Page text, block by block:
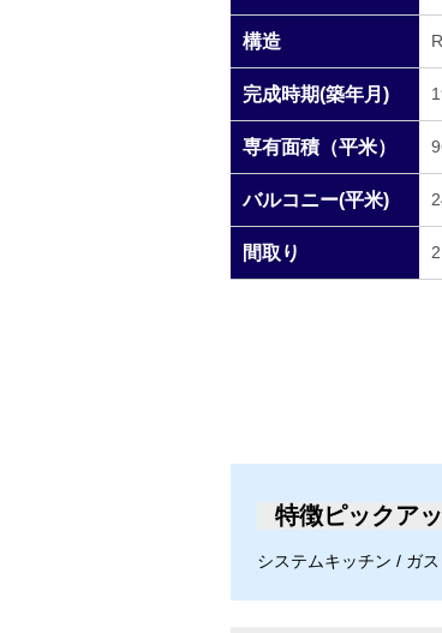
構造
完成時期(築年月)
専有面積（平米）
バルコニー(平米)
間取り
特徴ピックア
システムキッチン / ガ